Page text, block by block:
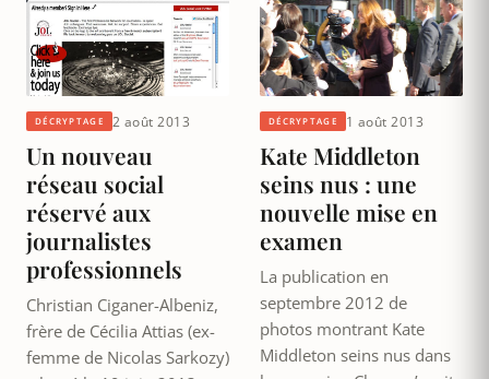
DÉCRYPTAGE 2 août 2013
Un nouveau
réseau social
réservé aux
journalistes
professionnels
Christian Ciganer-Albeniz,
frère de Cécilia Attias (ex-
femme de Nicolas Sarkozy)
DÉCRYPTAGE 1 août 2013
Kate Middleton
seins nus : une
nouvelle mise en
examen
La publication en
septembre 2012 de
photos montrant Kate
Middleton seins nus dans